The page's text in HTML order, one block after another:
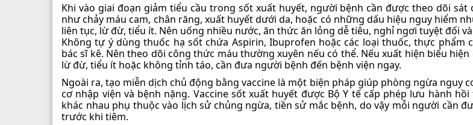
Khi vào giai đoạn giảm tiểu cầu trong sốt xuất huyết, người bệnh cần được theo dõi sát
như chảy máu cam, chân răng, xuất huyết dưới da, hoặc có những dấu hiệu nguy hiểm
liên tục, lừ đừ, tiểu ít. Nên uống nhiều nước, ăn thức ăn lỏng dễ tiêu, nghỉ ngơi tuyệt đối
Không tự ý dùng thuốc hạ sốt chứa Aspirin, Ibuprofen hoặc các loại thuốc, thực phẩm
bác sĩ kê. Nên theo dõi công thức máu thường xuyên nếu có thể. Nếu xuất hiện biểu hiện
lừ đừ, tiểu ít hoặc không tỉnh táo, cần đưa người bệnh đến bệnh viện ngay.
Ngoài ra, tạo miễn dịch chủ động bằng vaccine là một biện pháp giúp phòng ngừa nguy
cơ nhập viện và bệnh nặng. Vaccine sốt xuất huyết được Bộ Y tế cấp phép lưu hành hồi
khác nhau phụ thuộc vào lịch sử chủng ngừa, tiền sử mắc bệnh, do vậy mỗi người cần
trước khi tiêm.